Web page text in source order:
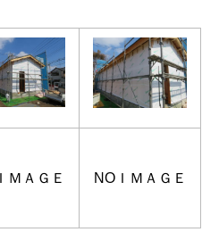
ＭＡＧＥ NOＩＭＡＧＥ